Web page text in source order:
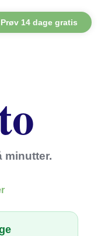
Prøv 14 dage gratis
minutter.